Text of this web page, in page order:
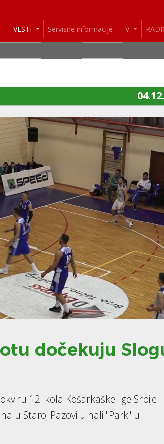
VESTI Servisne informacije TV
dočekuju
12. kola Košarkaške lige Srbije
u Staroj Pazovi u hali "Park" u